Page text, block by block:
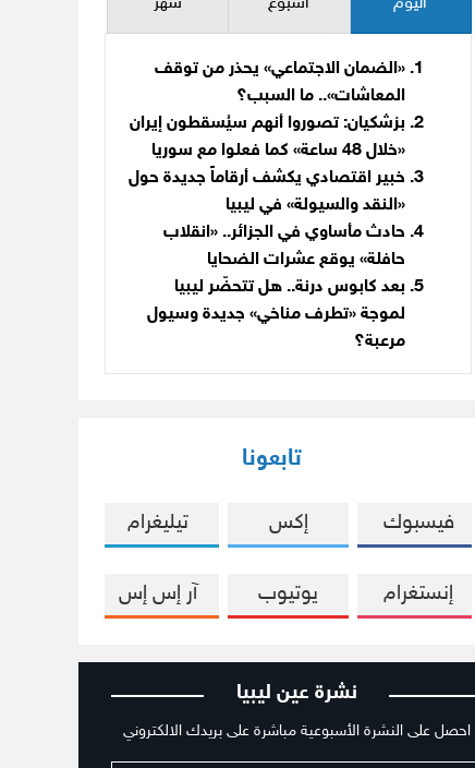
«الضمان الاجتماعي» يحذر من توقف
المعاشات».. ما السبب؟
بزشكيان: تصوروا أنهم سيُسقطون إيران
«خلال 48 ساعة» كما فعلوا مع سوريا
خبير اقتصادي يكشف أرقاماً جديدة حول
«النقد والسيولة» في ليبيا
حادث مأساوي في الجزائر.. «انقلاب
حافلة» يوقع عشرات الضحايا
بعد كابوس درنة.. هل تتحضّر ليبيا
لموجة «تطرف مناخي» جديدة وسيول
مرعبة؟
تابعونا
فيسبوك إكس تيليغرام
إنستغرام يوتيوب آر إس إس
نشرة عين ليبيا
احصل على النشرة الأسبوعية مباشرة على بريدك الالكتروني